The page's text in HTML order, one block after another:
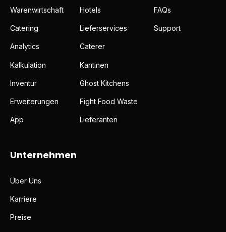
Warenwirtschaft
Catering
Analytics
Kalkulation
Inventur
Erweiterungen
App
Hotels
Lieferservices
Caterer
Kantinen
Ghost Kitchens
Fight Food Waste
Lieferanten
FAQs
Support
Unternehmen
Über Uns
Karriere
Preise